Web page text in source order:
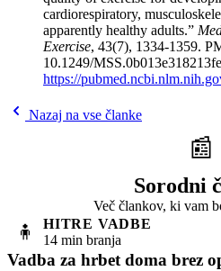
cardiorespiratory,
apparently healthy adults.”
Exercise, 43(7), 1334-1359.
10.1249/
https://
Nazaj na vse članke
📰
Sorodni
Več člankov, ki vam
🧍
HITRE VADBE
14 min branja
Vadba za hrbet doma brez